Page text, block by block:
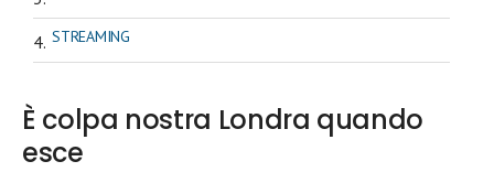
STREAMING
È colpa nostra Londra quando
esce